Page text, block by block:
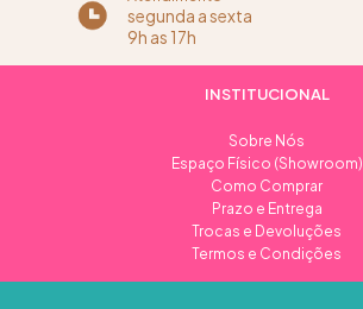
segunda a sexta
9h as 17h
INSTITUCIONAL
Sobre Nós
Espaço Físico (Showroom)
Como Comprar
Prazo e Entrega
Trocas e Devoluções
Termos e Condições